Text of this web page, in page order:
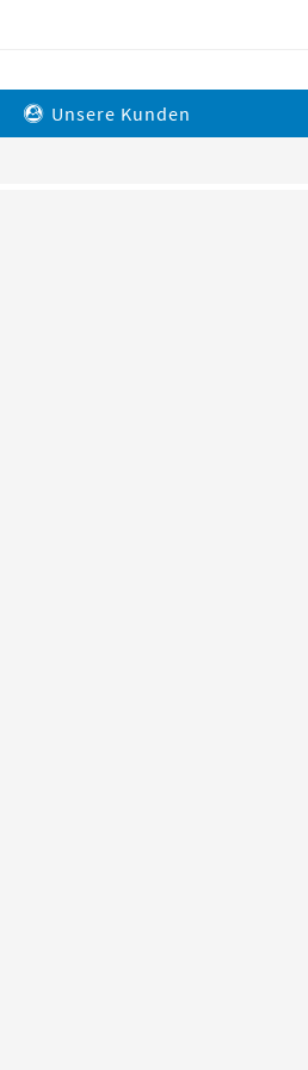
Unsere Kunden